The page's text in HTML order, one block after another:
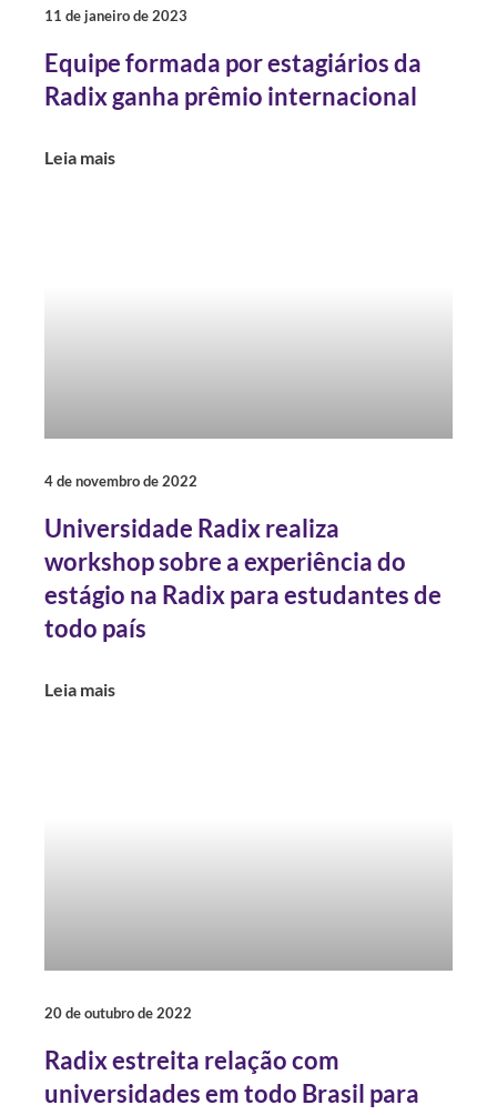
Equipe formada por estagiários da
Radix ganha prêmio internacional
Leia mais
11 de janeiro de 2023
Universidade Radix realiza
workshop sobre a experiência do
estágio na Radix para estudantes de
todo país
Leia mais
4 de novembro de 2022
Radix estreita relação com
universidades em todo Brasil para
20 de outubro de 2022